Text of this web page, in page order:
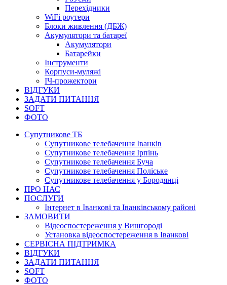
Перехідники
WiFi роутери
Блоки живлення (ДБЖ)
Акумулятори та батареї
Акумулятори
Батарейки
Інструменти
Корпуси-муляжі
ІЧ-прожектори
ВІДГУКИ
ЗАДАТИ ПИТАННЯ
SOFT
ФОТО
Супутникове ТБ
Супутникове телебачення Іванків
Супутникове телебачення Ірпінь
Супутникове телебачення Буча
Супутникове телебачення Поліське
Супутникове телебачення у Бородянці
ПРО НАС
ПОСЛУГИ
Інтернет в Іванкові та Іванківському районі
ЗАМОВИТИ
Відеоспостереження у Вишгороді
Установка відеоспостереження в Іванкові
СЕРВІСНА ПІДТРИМКА
ВІДГУКИ
ЗАДАТИ ПИТАННЯ
SOFT
ФОТО